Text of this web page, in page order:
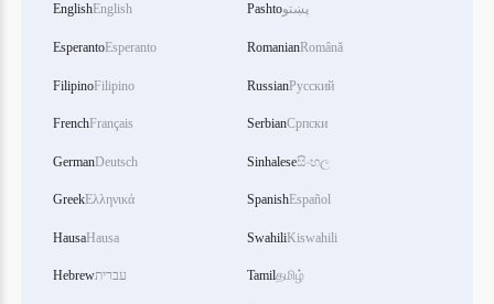
EnglishEnglish
EsperantoEsperanto
FilipinoFilipino
FrenchFrançais
GermanDeutsch
GreekΕλληνικά
HausaHausa
Hebrewעברית
Pashtoپښتو
RomanianRomână
RussianРусский
SerbianСрпски
Sinhaleseසිංහල
SpanishEspañol
SwahiliKiswahili
Tamilதமிழ்